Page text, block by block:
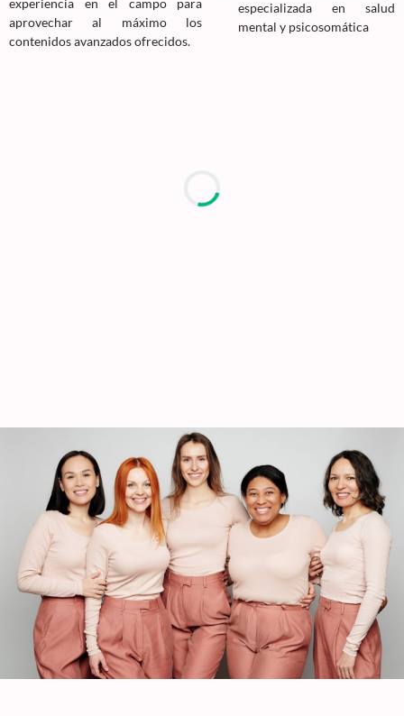
aprovechar al máximo los
contenidos avanzados ofrecidos.
especializada en salud
mental y psicosomática